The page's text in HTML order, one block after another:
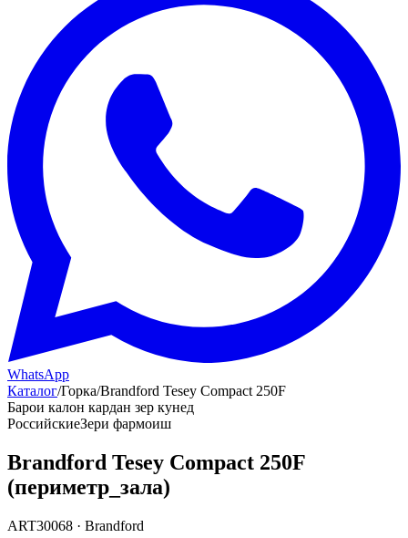
WhatsApp
Каталог/Горка/Brandford Tesey Compact 250F
Барои калон кардан зер кунед
РоссийскиеЗери фармоиш
Brandford Tesey Compact 250F
(периметр_зала)
ART30068 · Brandford